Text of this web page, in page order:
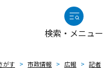
検索・メニュー
がす > 市政情報 > 広報 > 記者